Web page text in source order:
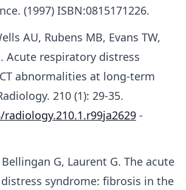
(1997) ISBN:0815171226.
AU, Rubens MB, Evans TW,
Acute respiratory distress
abnormalities at long-term
210 (1): 29-35.
radiology.210.1.r99ja2629 -
G, Laurent G. The acute
syndrome: fibrosis in the